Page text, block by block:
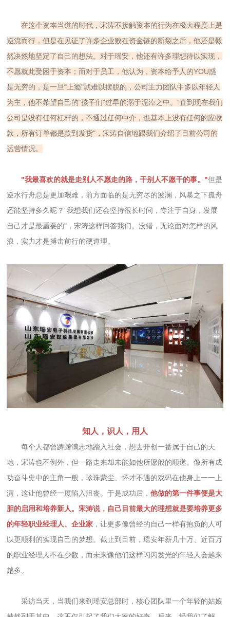
在这个资本当道的时代，宋涛不接触资本的行为在极大程度上是
逆流而行，但是在见证了许多企业败在资金链的断裂之后，他还是毅
然决然地坚定了自己的想法。对于瑶安，他还有许多理想待以实现，
不愿就此受困于资本；而对于员工，他认为，资本给予人的YOU惑
是无穷的，是一旦“上瘾"就难以摆脱的，公司主力团队中多以年轻人
为主，他不希望自己的“孩子们"过早的溺于泥淖之中。“直到现在我们
公司是没有任何杠杆的，不通过任何中介，也基本上没有任何的应收
款，所有订单都是款到发货"，宋涛自信地跟我们介绍了目前公司的
运营情况。
"我最喜欢的就是走别人不愿走的路，干别人不愿干的事。"但是
逆水行舟总是更加艰难，前方面临的是无穷尽的波澜，风暴之下孤舟
还能坚持多久呢？“我想我们还会坚持很长时间，专注于自身，发展
自己才是最重要的"，宋涛这样回答我们。没错，无论面对怎样的风
浪，实力才是搏击前行的硬道理。
知人，识人，用人
每个人都曾踌躇满志地踏入社会，想去开创一番属于自己的天
地，宋涛也不例外，但一路走来却未能如他所愿般的顺遂。像所有成
功奋斗史中的主角一般，珍珠蒙尘、怀才不遇的戏码在他身上一一上
演，这让他曾经一度陷入沮丧。于是成功后，他做的第一件事便是大
胆的启用和培养新人。宋涛说，自己目前最大的理想就是要培养更多
的年轻职业经理人、企业家 ，让更多像曾经的自己一样有抱负的人可
以更顺利的实现自己的梦想。截止到目前，瑶安年薪几十万、近百万
的职业经理人不在少数，而未来像他们这样闪闪发光的年轻人会越来
越多。
采访当天，当我们来到瑶安总部时，核心团队里一个年轻的姑娘